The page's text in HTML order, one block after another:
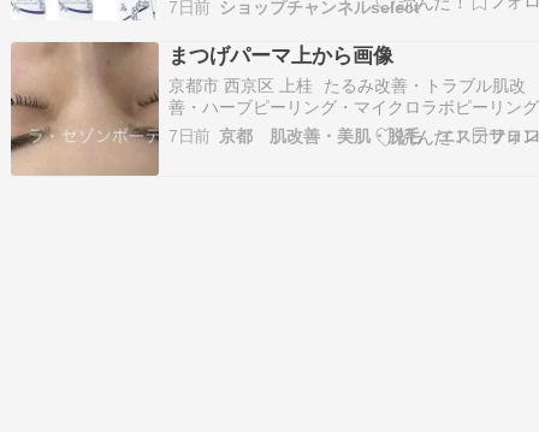
イリング剤、スキンケア、ハンド＆ボディケア
て使える！↓在庫状況・詳細はこちらからペスカ
アスタイリングにも スキンケアにも使える…
7日前 ショップチャンネルselect
まつげパーマ上から画像
京都市 西京区 上桂 たるみ改善・トラブル肌改
善・ハーブピーリング・マイクロラボピーリン
ラミネーションピール・まつげパーマ・エステ
ン La saison beaute（ラ・セゾンボーテ）です
7日前